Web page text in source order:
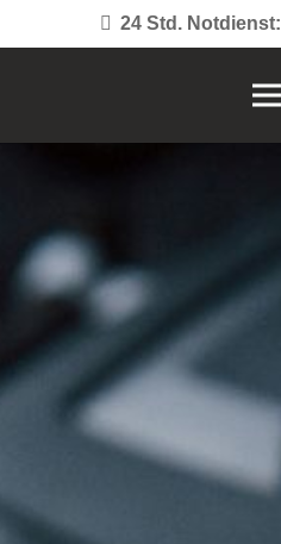
24 Std. Notdienst: